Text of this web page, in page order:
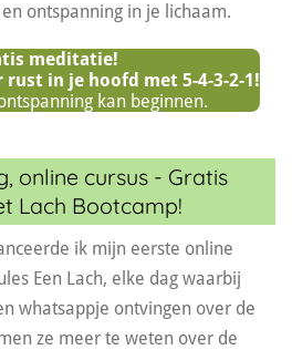
ontspanning in je lichaam.
meditatie!
rust in je hoofd met 5-4-3-2-1!
kan beginnen.
online cursus - Gratis
Lach Bootcamp!
ik mijn eerste online
Een Lach, elke dag waarbij
whatsappje ontvingen over de
ze meer te weten over de